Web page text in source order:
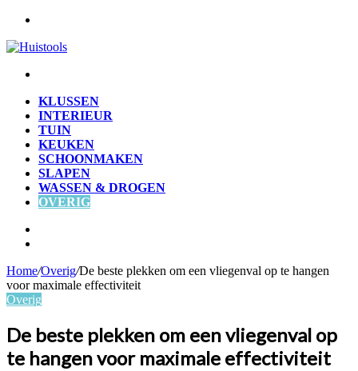
KLUSSEN
INTERIEUR
TUIN
KEUKEN
SCHOONMAKEN
SLAPEN
WASSEN & DROGEN
OVERIG
Home/Overig/De beste plekken om een vliegenval op te hangen
voor maximale effectiviteit
Overig
De beste plekken om een vliegenval op
te hangen voor maximale effectiviteit